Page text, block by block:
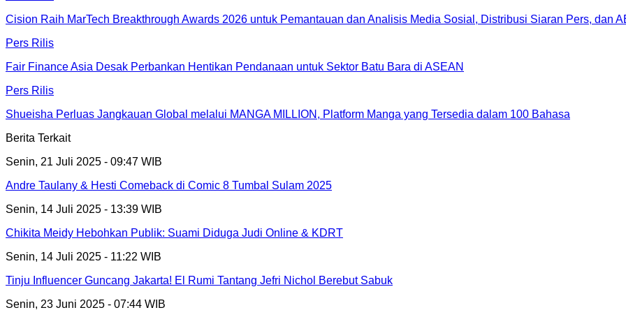
Cision Raih MarTech Breakthrough Awards 2026 untuk Pemantauan dan Analisis Media Sosial, Distribusi Siaran Pers, dan
Pers Rilis
Fair Finance Asia Desak Perbankan Hentikan Pendanaan untuk Sektor Batu Bara di ASEAN
Pers Rilis
Shueisha Perluas Jangkauan Global melalui MANGA MILLION, Platform Manga yang Tersedia dalam 100 Bahasa
Berita Terkait
Senin, 21 Juli 2025 - 09:47 WIB
Andre Taulany & Hesti Comeback di Comic 8 Tumbal Sulam 2025
Senin, 14 Juli 2025 - 13:39 WIB
Chikita Meidy Hebohkan Publik: Suami Diduga Judi Online & KDRT
Senin, 14 Juli 2025 - 11:22 WIB
Tinju Influencer Guncang Jakarta! El Rumi Tantang Jefri Nichol Berebut Sabuk
Senin, 23 Juni 2025 - 07:44 WIB